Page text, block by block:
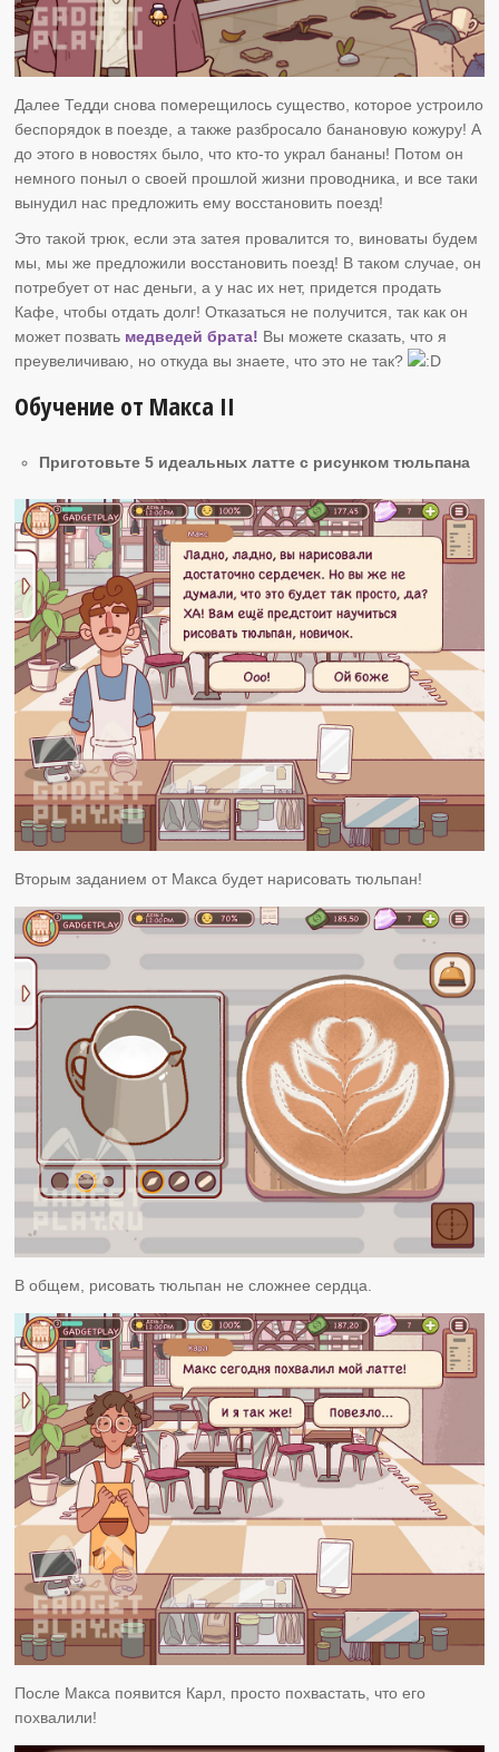
Далее Тедди снова померещилось существо, которое устроило
беспорядок в поезде, а также разбросало банановую кожуру! А
до этого в новостях было, что кто-то украл бананы! Потом он
немного поныл о своей прошлой жизни проводника, и все таки
вынудил нас предложить ему восстановить поезд!
Это такой трюк, если эта затея провалится то, виноваты будем
мы, мы же предложили восстановить поезд! В таком случае, он
потребует от нас деньги, а у нас их нет, придется продать
Кафе, чтобы отдать долг! Отказаться не получится, так как он
может позвать медведей брата! Вы можете сказать, что я
преувеличиваю, но откуда вы знаете, что это не так?
Обучение от Макса II
Приготовьте 5 идеальных латте с рисунком тюльпана
Вторым заданием от Макса будет нарисовать тюльпан!
В общем, рисовать тюльпан не сложнее сердца.
После Макса появится Карл, просто похвастать, что его
похвалили!